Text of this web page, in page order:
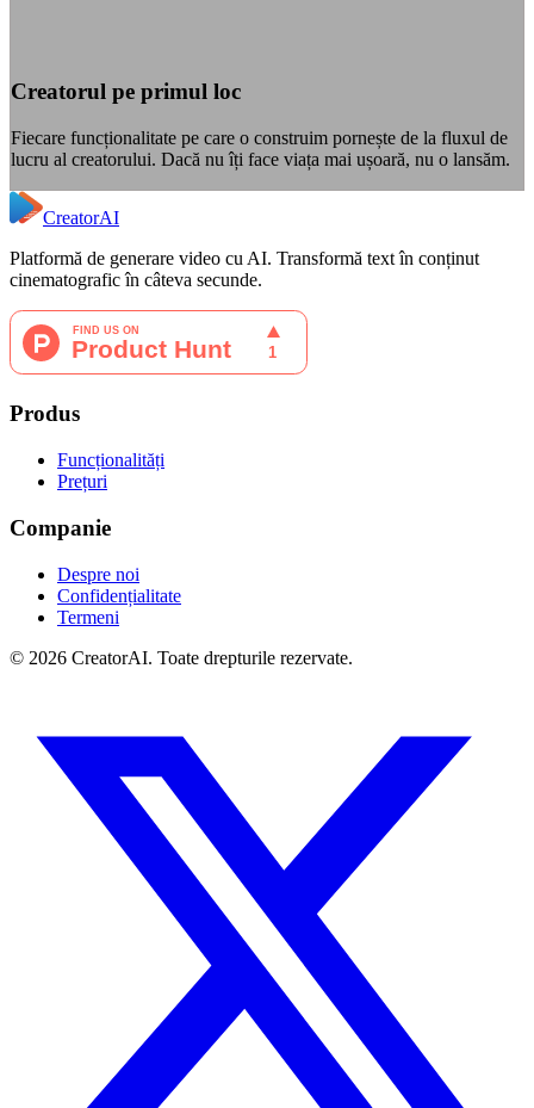
Creatorul pe primul loc
Fiecare funcționalitate pe care o construim pornește de la fluxul de
lucru al creatorului. Dacă nu îți face viața mai ușoară, nu o lansăm.
CreatorAI
Platformă de generare video cu AI. Transformă text în conținut
cinematografic în câteva secunde.
Produs
Funcționalități
Prețuri
Companie
Despre noi
Confidențialitate
Termeni
© 2026 CreatorAI. Toate drepturile rezervate.